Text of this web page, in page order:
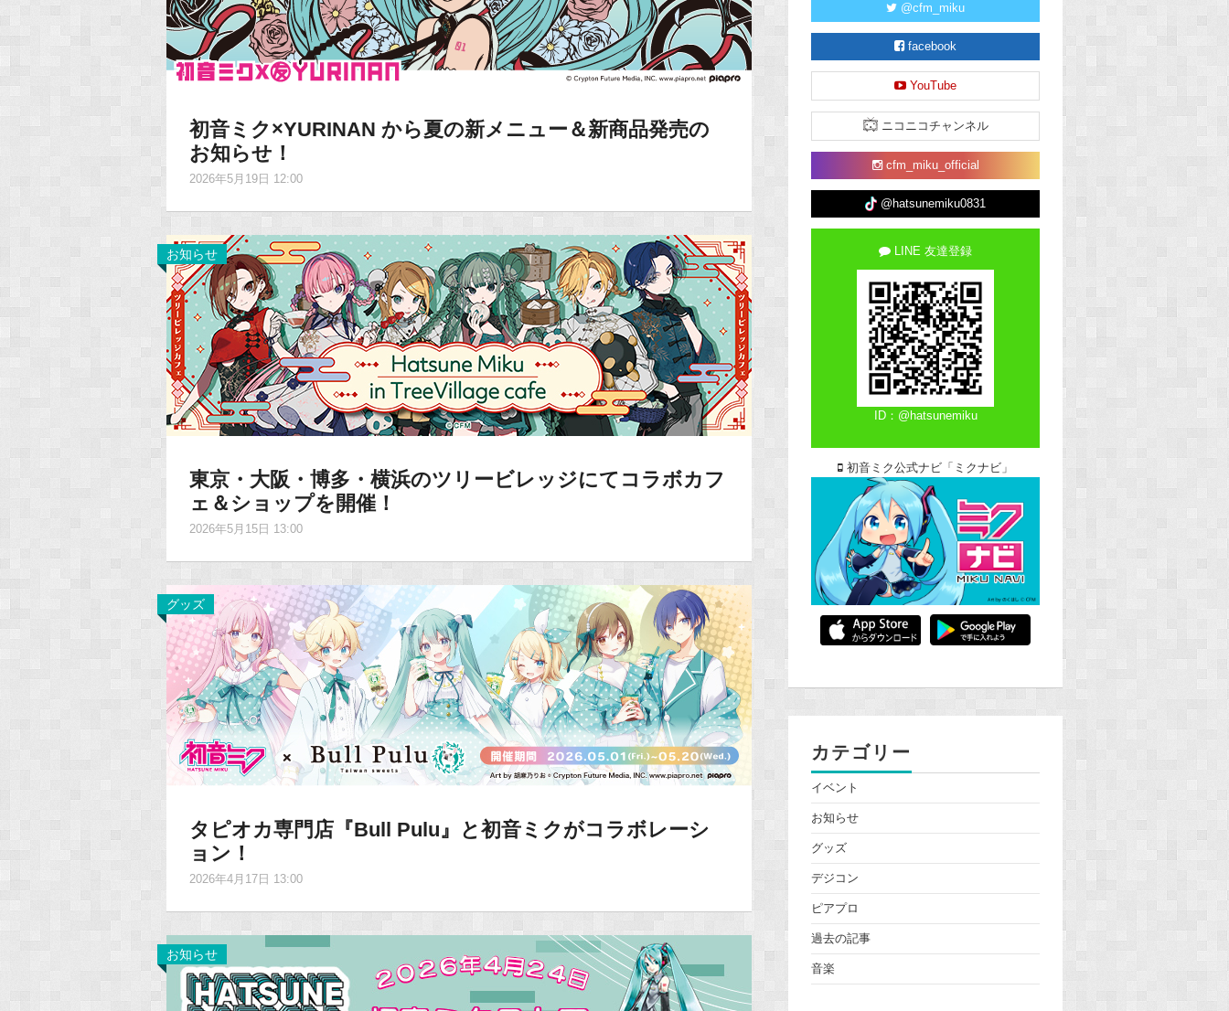
初音ミク×YURINAN から夏の新メニュー＆新商品発売の
お知らせ！
2026年5月19日 12:00
お知らせ
東京・大阪・博多・横浜のツリービレッジにてコラボカフ
ェ＆ショップを開催！
2026年5月15日 13:00
グッズ
タピオカ専門店『Bull Pulu』と初音ミクがコラボレーシ
ョン！
2026年4月17日 13:00
お知らせ
@cfm_miku
facebook
YouTube
ニコニコチャンネル
cfm_miku_official
@hatsunemiku0831
LINE 友達登録
ID：@hatsunemiku
初音ミク公式ナビ「ミクナビ」
カテゴリー
イベント
お知らせ
グッズ
デジコン
ピアプロ
過去の記事
音楽